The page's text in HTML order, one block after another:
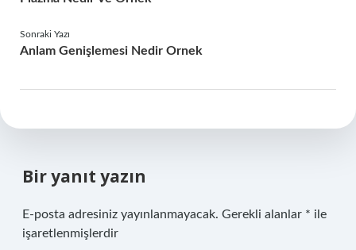
Sonraki Yazı
Anlam Genişlemesi Nedir Ornek
Bir yanıt yazın
E-posta adresiniz yayınlanmayacak. Gerekli alanlar * ile
işaretlenmişlerdir